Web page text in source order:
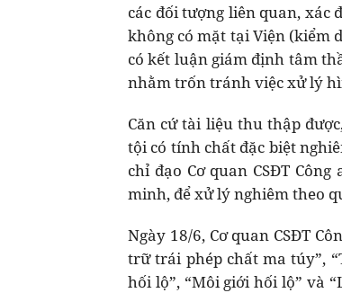
các đối tượng liên quan, xác
không có mặt tại Viện (kiểm
có kết luận giám định tâm
nhằm trốn tránh việc xử lý
Căn cứ tài liệu thu thập
tội có tính chất đặc biệt
chỉ đạo Cơ quan CSĐT
minh, để xử lý nghiêm theo
Ngày 18/6, Cơ quan CSĐT
trữ trái phép chất ma túy”,
hối lộ”, “Môi giới hối lộ” và